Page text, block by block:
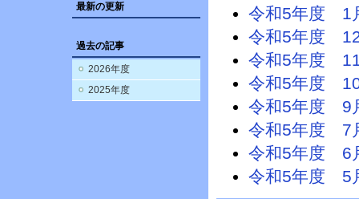
最新の更新
過去の記事
2026年度
2025年度
令和5年度 1
令和5年度
令和5年度
令和5年度
令和5年度 9
令和5年度 7
令和5年度 6
令和5年度 5